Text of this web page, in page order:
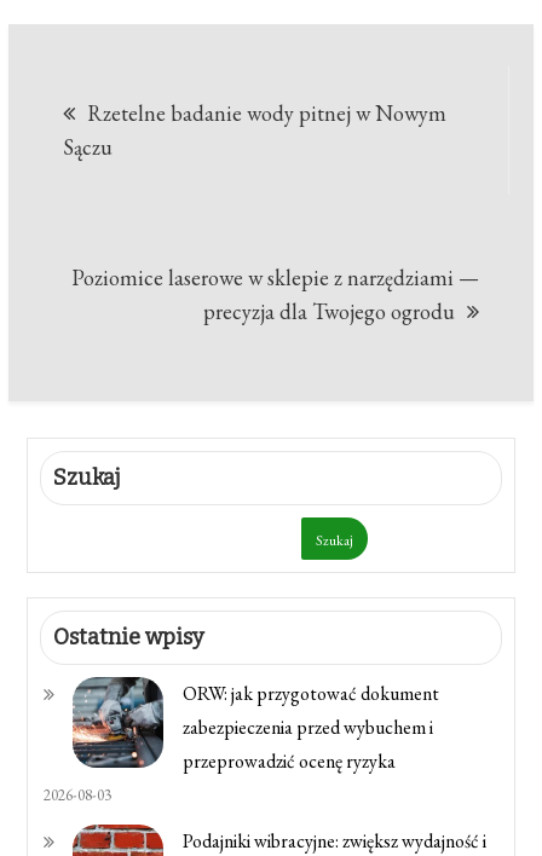
wpisu
Rzetelne badanie wody pitnej w Nowym
Sączu
Poziomice laserowe w sklepie z narzędziami —
precyzja dla Twojego ogrodu
Szukaj
Szukaj
Ostatnie wpisy
ORW: jak przygotować dokument
zabezpieczenia przed wybuchem i
przeprowadzić ocenę ryzyka
2026-08-03
Podajniki wibracyjne: zwiększ wydajność i